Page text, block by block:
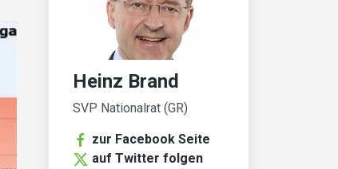
Heinz Brand
SVP Nationalrat (GR)
zur Facebook Seite
auf Twitter folgen